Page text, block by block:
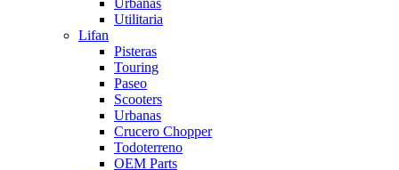
Urbanas
Utilitaria
Lifan
Pisteras
Touring
Paseo
Scooters
Urbanas
Crucero Chopper
Todoterreno
OEM Parts